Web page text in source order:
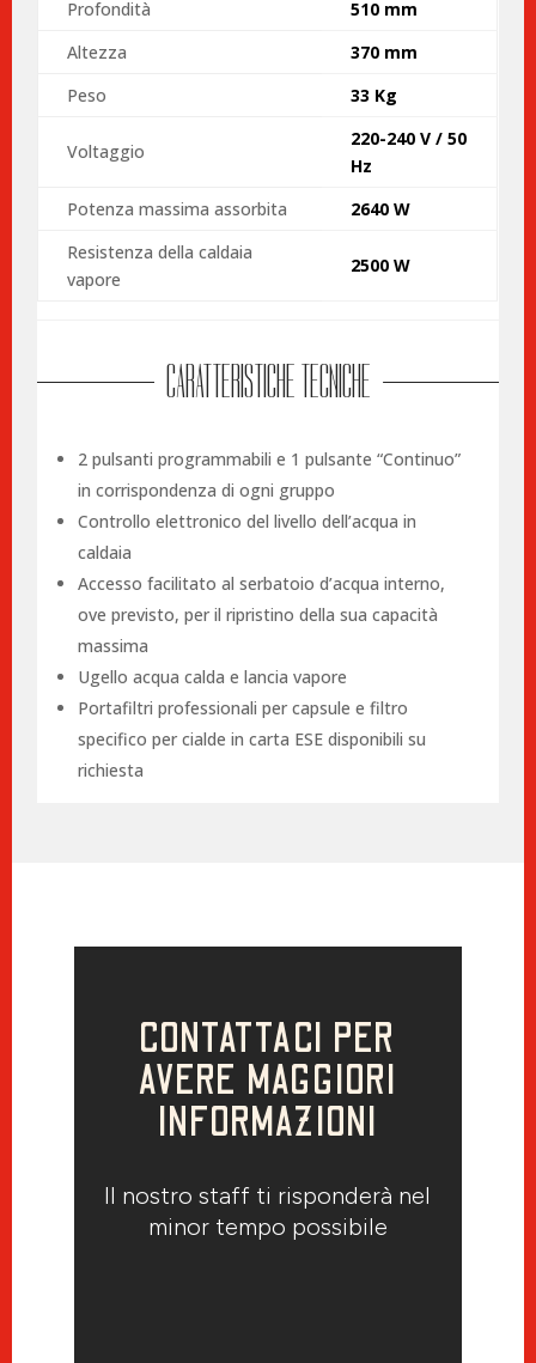
Profondità
510 mm
Altezza
370 mm
Peso
33 Kg
Voltaggio
220-240 V / 50
Hz
Potenza massima assorbita
2640 W
Resistenza della caldaia
vapore
2500 W
CARATTERISTICHE TECNICHE
2 pulsanti programmabili e 1 pulsante “Continuo”
in corrispondenza di ogni gruppo
Controllo elettronico del livello dell’acqua in
caldaia
Accesso facilitato al serbatoio d’acqua interno,
ove previsto, per il ripristino della sua capacità
massima
Ugello acqua calda e lancia vapore
Portafiltri professionali per capsule e filtro
specifico per cialde in carta ESE disponibili su
richiesta
CONTATTACI PER
AVERE MAGGIORI
INFORMAZIONI
Il nostro staff ti risponderà nel
minor tempo possibile